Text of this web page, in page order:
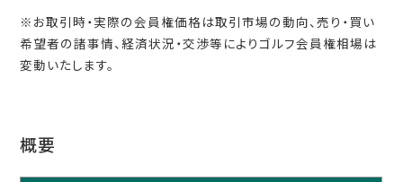
※お取引時・実際の会員権価格は取引市場の動向、売り・買い
希望者の諸事情、経済状況・交渉等によりゴルフ会員権相場は
変動いたします。
概要